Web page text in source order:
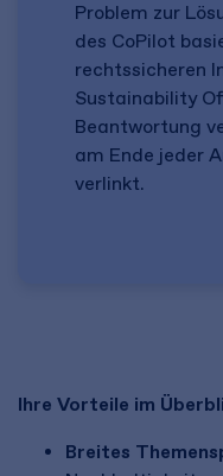
Problem zur
des CoPilot
rechtssicheren
Sustainability
Beantwortung
am Ende jeder
verlinkt.
Ihre Vorteile im
Breites